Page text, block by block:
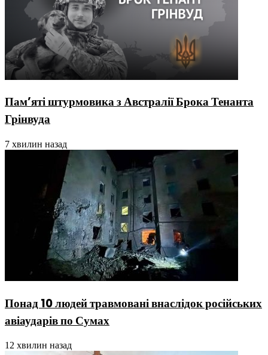
Пам’яті штурмовика з Австралії Брока Тенанта
Грінвуда
7 хвилин назад
Понад 10 людей травмовані внаслідок російських
авіаударів по Сумах
12 хвилин назад